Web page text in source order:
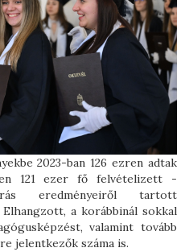
2023-ban 126 ezren adtak
121 ezer fő felvételizett -
eredményeiről tartott
a korábbinál sokkal
valamint tovább
jelentkezők száma is.